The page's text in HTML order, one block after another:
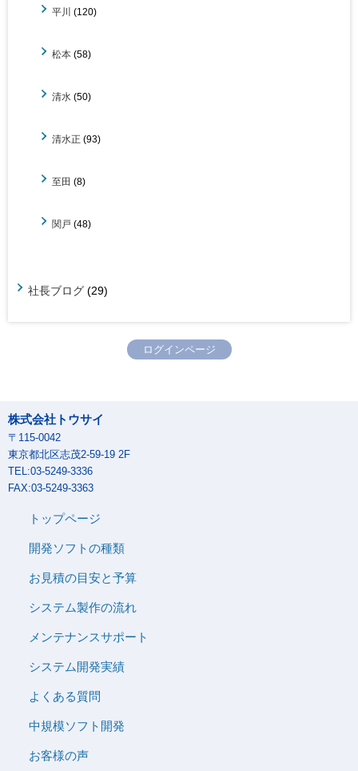
平川 (120)
松本 (58)
清水 (50)
清水正 (93)
至田 (8)
関戸 (48)
社長ブログ (29)
ログインページ
株式会社トウサイ
〒115-0042
東京都北区志茂2-59-19 2F
TEL:03-5249-3336
FAX:03-5249-3363
トップページ
開発ソフトの種類
お見積の目安と予算
システム製作の流れ
メンテナンスサポート
システム開発実績
よくある質問
中規模ソフト開発
お客様の声